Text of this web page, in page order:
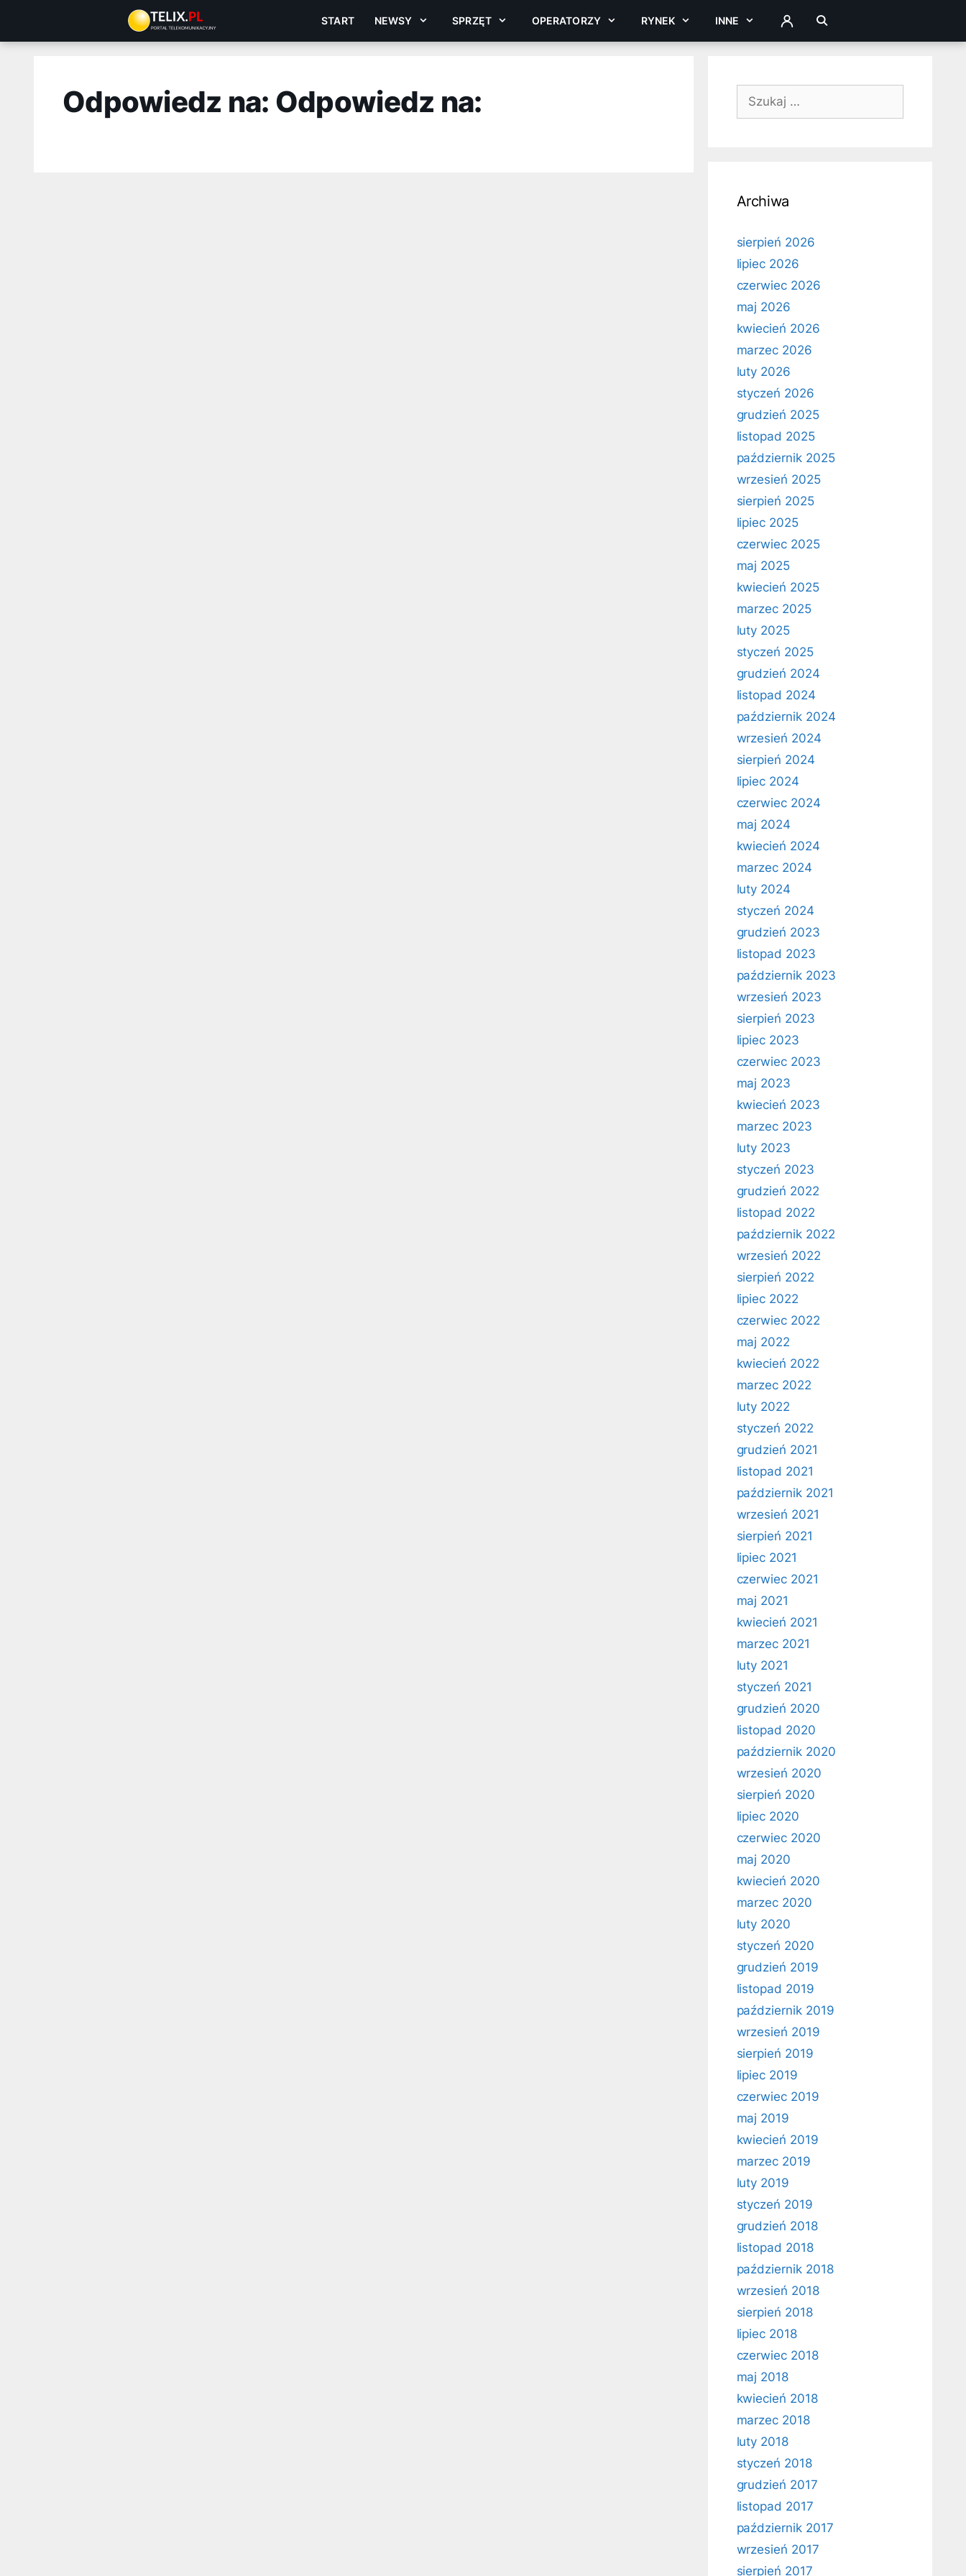
treści
START NEWSY SPRZĘT OPERATORZY RYNEK INNE ZALOGUJ
Odpowiedz na: Odpowiedz na: Szukaj:
Archiwa
sierpień 2026
lipiec 2026
czerwiec 2026
maj 2026
kwiecień 2026
marzec 2026
luty 2026
styczeń 2026
grudzień 2025
listopad 2025
październik 2025
wrzesień 2025
sierpień 2025
lipiec 2025
czerwiec 2025
maj 2025
kwiecień 2025
marzec 2025
luty 2025
styczeń 2025
grudzień 2024
listopad 2024
październik 2024
wrzesień 2024
sierpień 2024
lipiec 2024
czerwiec 2024
maj 2024
kwiecień 2024
marzec 2024
luty 2024
styczeń 2024
grudzień 2023
listopad 2023
październik 2023
wrzesień 2023
sierpień 2023
lipiec 2023
czerwiec 2023
maj 2023
kwiecień 2023
marzec 2023
luty 2023
styczeń 2023
grudzień 2022
listopad 2022
październik 2022
wrzesień 2022
sierpień 2022
lipiec 2022
czerwiec 2022
maj 2022
kwiecień 2022
marzec 2022
luty 2022
styczeń 2022
grudzień 2021
listopad 2021
październik 2021
wrzesień 2021
sierpień 2021
lipiec 2021
czerwiec 2021
maj 2021
kwiecień 2021
marzec 2021
luty 2021
styczeń 2021
grudzień 2020
listopad 2020
październik 2020
wrzesień 2020
sierpień 2020
lipiec 2020
czerwiec 2020
maj 2020
kwiecień 2020
marzec 2020
luty 2020
styczeń 2020
grudzień 2019
listopad 2019
październik 2019
wrzesień 2019
sierpień 2019
lipiec 2019
czerwiec 2019
maj 2019
kwiecień 2019
marzec 2019
luty 2019
styczeń 2019
grudzień 2018
listopad 2018
październik 2018
wrzesień 2018
sierpień 2018
lipiec 2018
czerwiec 2018
maj 2018
kwiecień 2018
marzec 2018
luty 2018
styczeń 2018
grudzień 2017
listopad 2017
październik 2017
wrzesień 2017
sierpień 2017